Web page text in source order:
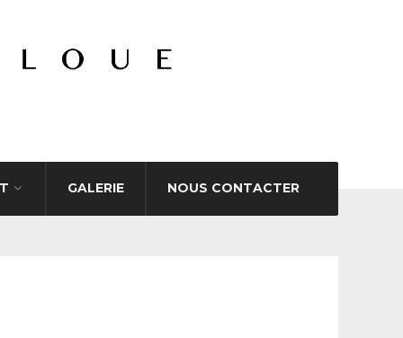
GALERIE NOUS CONTACTER